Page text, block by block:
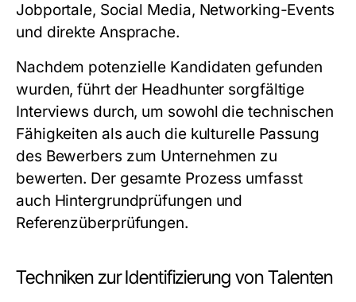
Jobportale, Social Media, Networking-Events
und direkte Ansprache.
Nachdem potenzielle Kandidaten gefunden
wurden, führt der Headhunter sorgfältige
Interviews durch, um sowohl die technischen
Fähigkeiten als auch die kulturelle Passung
des Bewerbers zum Unternehmen zu
bewerten. Der gesamte Prozess umfasst
auch Hintergrundprüfungen und
Referenzüberprüfungen.
Techniken zur Identifizierung von Talenten